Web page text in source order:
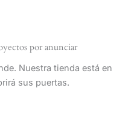
por anunciar
Nuestra tienda está en
sus puertas.